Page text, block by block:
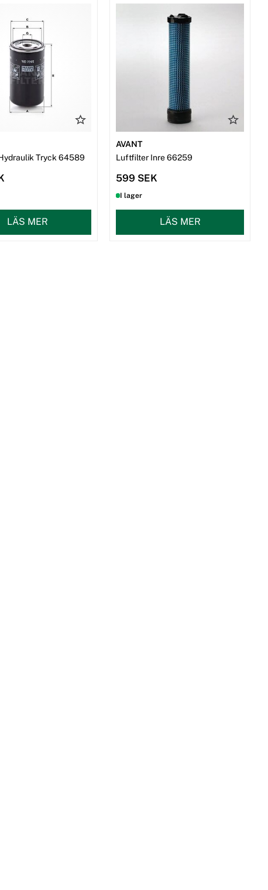
Tryck 64589
LÄS MER
AVANT
Luftfilter Inre 66259
599 SEK
I lager
LÄS MER